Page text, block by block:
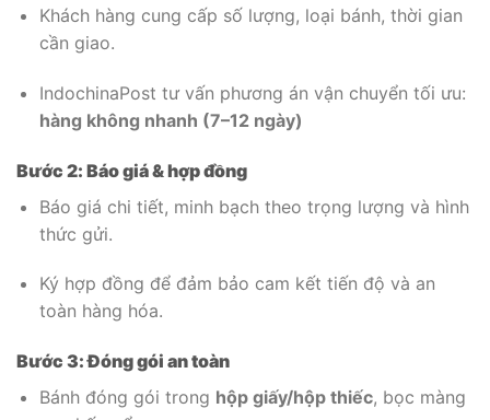
Khách hàng cung cấp số lượng, loại bánh, thời gian
cần giao.
IndochinaPost tư vấn phương án vận chuyển tối ưu:
hàng không nhanh (7–12 ngày)
Bước 2: Báo giá & hợp đồng
Báo giá chi tiết, minh bạch theo trọng lượng và hình
thức gửi.
Ký hợp đồng để đảm bảo cam kết tiến độ và an
toàn hàng hóa.
Bước 3: Đóng gói an toàn
Bánh đóng gói trong hộp giấy/hộp thiếc, bọc màng